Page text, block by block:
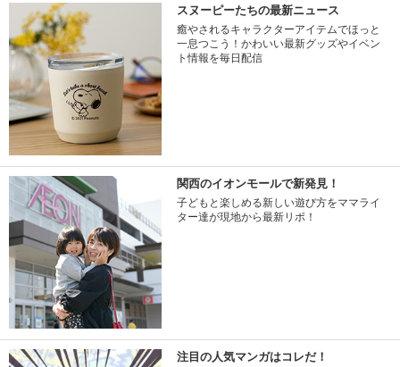
スヌーピーたちの最新ニュース
癒やされるキャラクターアイテムでほっと
一息つこう！かわいい最新グッズやイベン
ト情報を毎日配信
関西のイオンモールで新発見！
子どもと楽しめる新しい遊び方をママライ
ター達が現地から最新リポ！
注目の人気マンガはコレだ！